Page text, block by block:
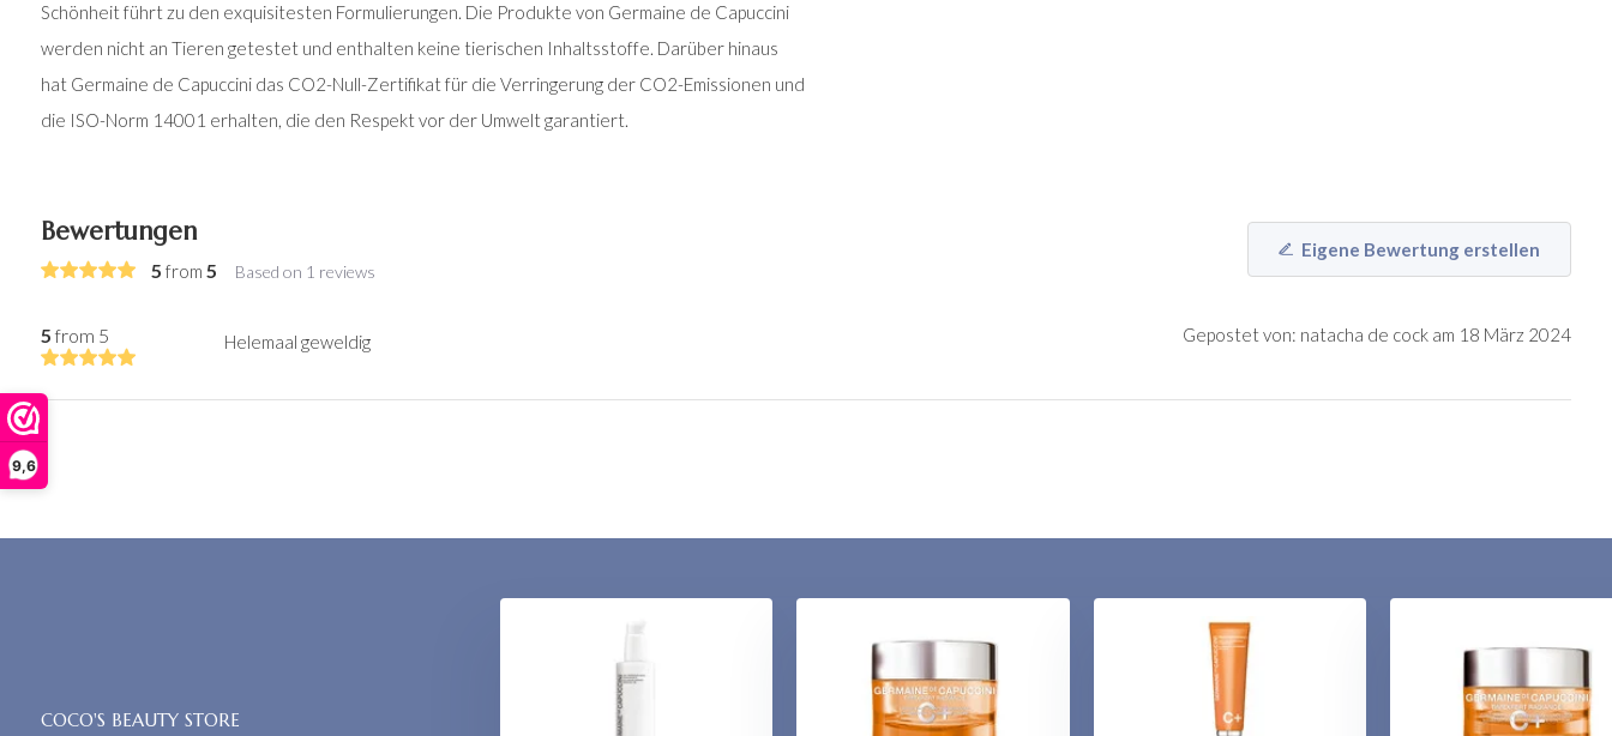
9,6
Schönheit führt zu den exquisitesten Formulierungen. Die Produkte von Germaine de Capuccini
werden nicht an Tieren getestet und enthalten keine tierischen Inhaltsstoffe. Darüber hinaus
hat Germaine de Capuccini das CO2-Null-Zertifikat für die Verringerung der CO2-Emissionen und
die ISO-Norm 14001 erhalten, die den Respekt vor der Umwelt garantiert.
Bewertungen
5 from 5 Based on 1 reviews
Eigene Bewertung erstellen
5 from 5 Helemaal geweldig Gepostet von: natacha de cock am 18 März 2024
COCO'S BEAUTY STORE